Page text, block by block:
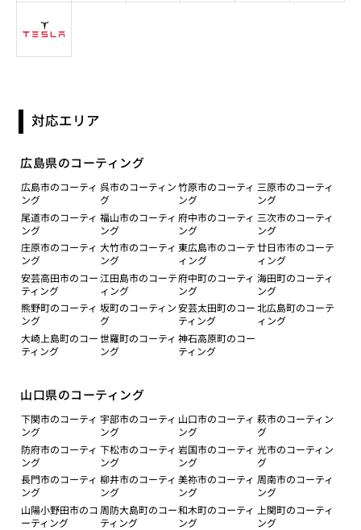
対応エリア
広島県のコーティング
広島市のコーティ
ング
呉市のコーティン
グ
竹原市のコーティ
ング
三原市のコーティ
ング
尾道市のコーティ
ング
福山市のコーティ
ング
府中市のコーティ
ング
三次市のコーティ
ング
庄原市のコーティ
ング
大竹市のコーティ
ング
東広島市のコーテ
ィング
廿日市市のコーテ
ィング
安芸高田市のコー
ティング
江田島市のコーテ
ィング
府中町のコーティ
ング
海田町のコーティ
ング
熊野町のコーティ
ング
坂町のコーティン
グ
安芸太田町のコー
ティング
北広島町のコーテ
ィング
大崎上島町のコー
ティング
世羅町のコーティ
ング
神石高原町のコー
ティング
山口県のコーティング
下関市のコーティ
ング
宇部市のコーティ
ング
山口市のコーティ
ング
萩市のコーティン
グ
防府市のコーティ
ング
下松市のコーティ
ング
岩国市のコーティ
ング
光市のコーティン
グ
長門市のコーティ
ング
柳井市のコーティ
ング
美祢市のコーティ
ング
周南市のコーティ
ング
山陽小野田市のコ
ーティング
周防大島町のコー
ティング
和木町のコーティ
ング
上関町のコーティ
ング